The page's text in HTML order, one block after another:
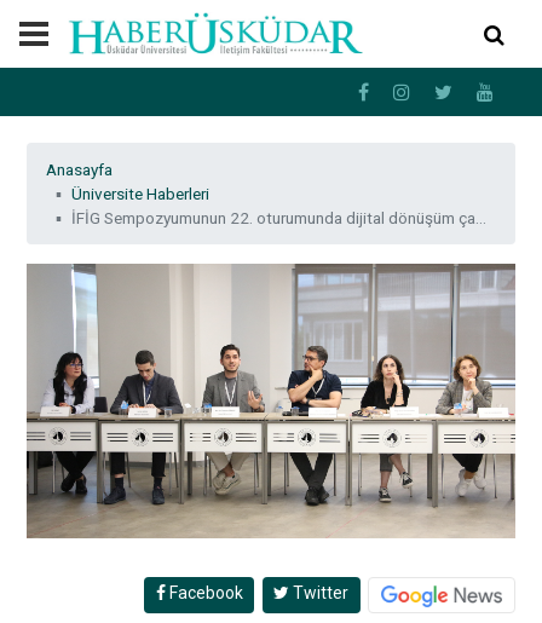
Anasayfa
Üniversite Haberleri
İFİG Sempozyumunun 22. oturumunda dijital dönüşüm çağında medya araştırmaları ele alındı
Facebook Twitter